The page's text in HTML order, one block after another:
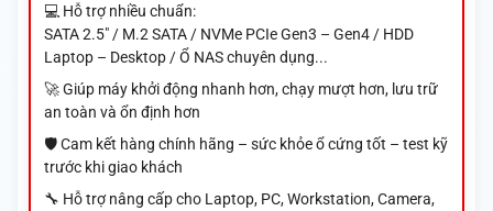
💻 Hỗ trợ nhiều chuẩn:
SATA 2.5" / M.2 SATA / NVMe PCIe Gen3 – Gen4 / HDD
Laptop – Desktop / Ổ NAS chuyên dụng...
🚀 Giúp máy khởi động nhanh hơn, chạy mượt hơn, lưu trữ
an toàn và ổn định hơn
🛡️ Cam kết hàng chính hãng – sức khỏe ổ cứng tốt – test kỹ
trước khi giao khách
🔧 Hỗ trợ nâng cấp cho Laptop, PC, Workstation, Camera,